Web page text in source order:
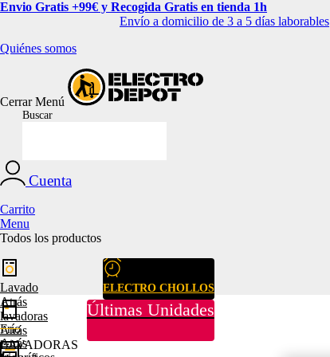
Envio Gratis +99€ y Recogida Gratis en tienda 1h
Envío a domicilio de 3 a 5 días laborables
Quiénes somos
CerrarMenú
Buscar
Cuenta
Carrito
Menu
Todos los productos
ELECTRO CHOLLOS
Últimas Unidades
Lavado
Atrás
lavadoras
Atrás
LAVADORAS
Frío
Atrás